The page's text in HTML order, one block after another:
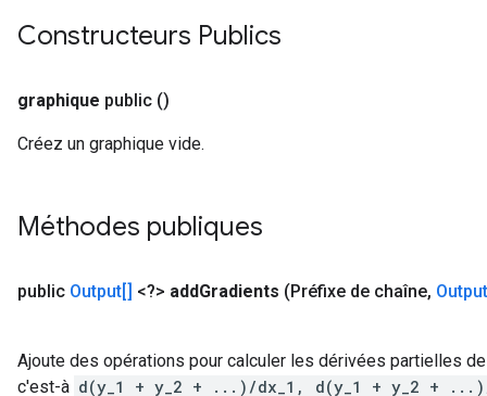
Constructeurs Publics
graphique public ()
Créez un graphique vide.
Méthodes publiques
public Output[] <?> addGradients (Préfixe de chaîne,
Ajoute des opérations pour calculer les dérivées partielles
c'est-à d(y_1 + y_2 + ...)/dx_1, d(y_1 + y_2 +